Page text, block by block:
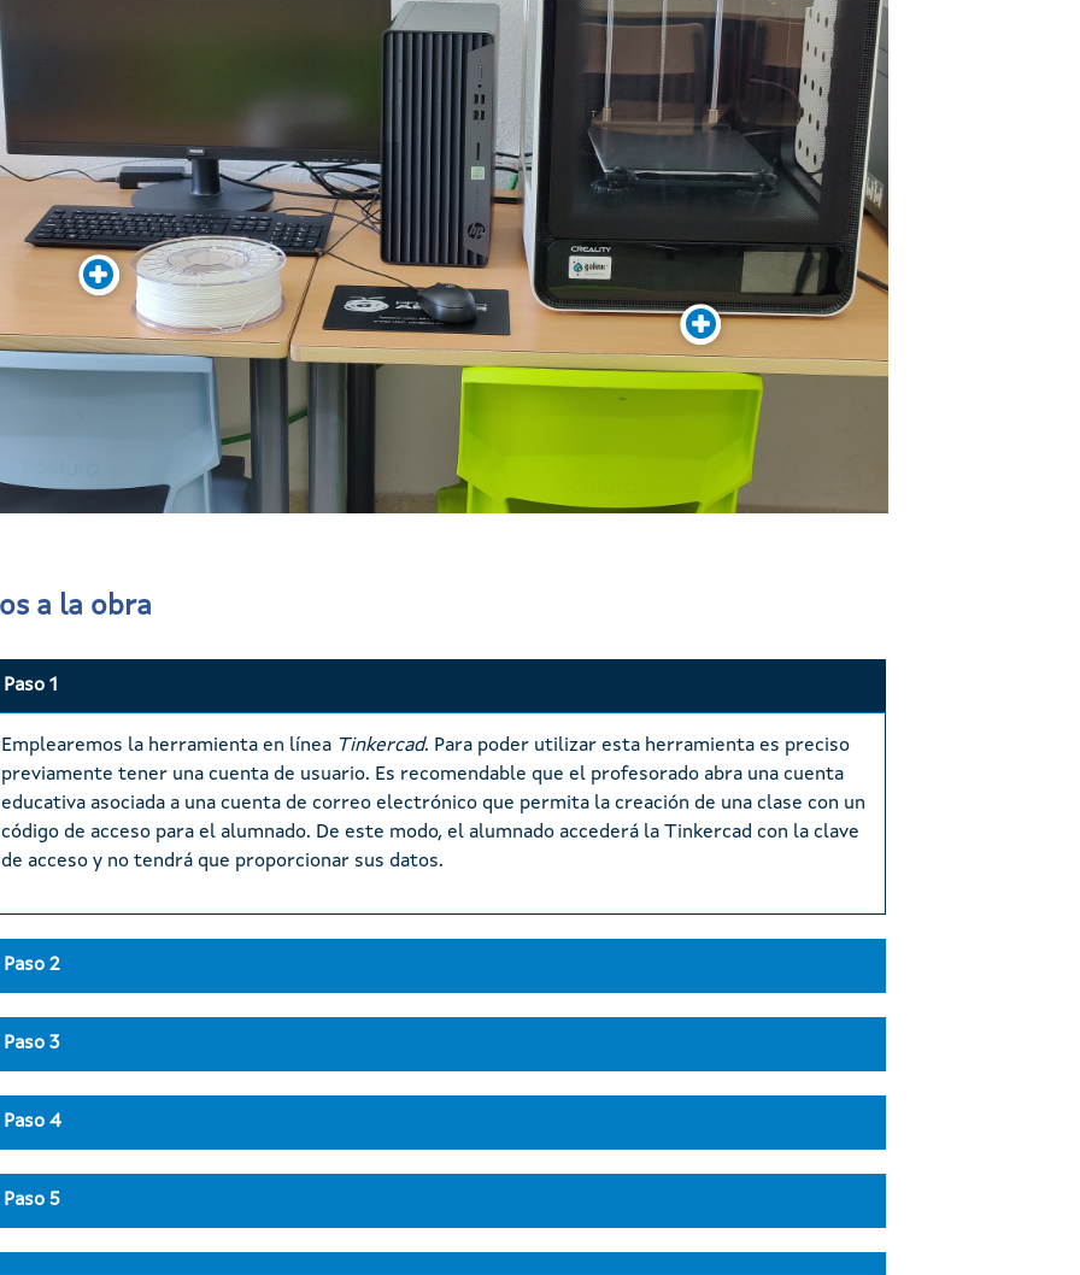
a la obra
Paso 1
Emplearemos la herramienta en línea Tinkercad. Para poder utilizar esta herramienta es preciso
previamente tener una cuenta de usuario. Es recomendable que el profesorado abra una cuenta
educativa asociada a una cuenta de correo electrónico que permita la creación de una clase con un
código de acceso para el alumnado. De este modo, el alumnado accederá la Tinkercad con la clave
de acceso y no tendrá que proporcionar sus datos.
Paso 2
Paso 3
Paso 4
Paso 5